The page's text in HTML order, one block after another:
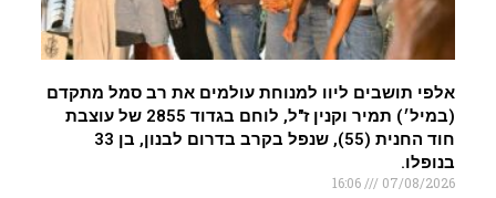
אלפי תושבים ליוו למנוחת עולמים את רב סמל מתקדם
(במיל׳) תמיר וקנין ז"ל, לוחם בגדוד 2855 של עוצבת
חוד החנית (55), שנפל בקרב בדרום לבנון, בן 33
בנופלו.
07/08/2026
16:06